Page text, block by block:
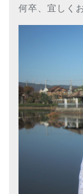
何卒、宜しく